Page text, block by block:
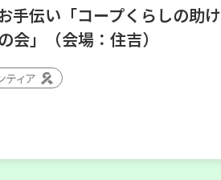
手伝い「コープくらしの助け
会」（会場：住吉）
ティア